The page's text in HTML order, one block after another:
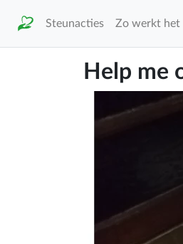
Steunacties Zo werkt het
Help me